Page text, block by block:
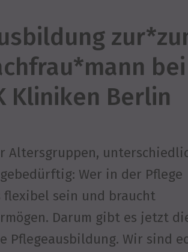
bei
Kliniken Berlin
Altersgruppen,
Wer in der Pflege
flexibel sein und braucht
Darum gibt es jetzt
Pflegeausbildung. Wir sind